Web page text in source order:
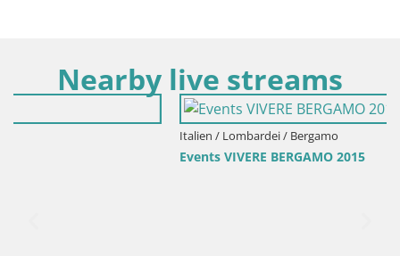
Nearby live streams
Events VIVERE BERGAMO 2015